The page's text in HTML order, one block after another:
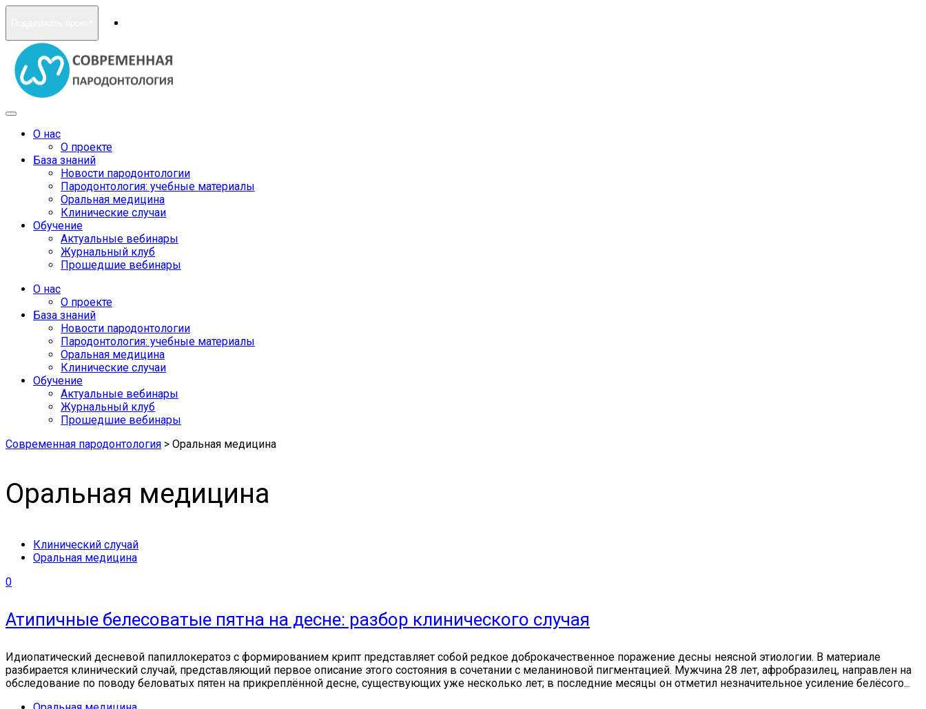
О нас
О проекте
База знаний
Новости пародонтологии
Пародонтология: учебные материалы
Оральная медицина
Клинические случаи
Обучение
Актуальные вебинары
Журнальный клуб
Прошедшие вебинары
О нас
О проекте
База знаний
Новости пародонтологии
Пародонтология: учебные материалы
Оральная медицина
Клинические случаи
Обучение
Актуальные вебинары
Журнальный клуб
Прошедшие вебинары
Современная пародонтология > Оральная медицина
Оральная медицина
Клинический случай
Оральная медицина
0
Атипичные белесоватые пятна на десне: разбор клинического случая
Идиопатический десневой папиллокератоз с формированием крипт представляет собой редкое доброкачественное поражение десны неясной этиологии. В материале
разбирается клинический случай, представляющий первое описание этого состояния в сочетании с меланиновой пигментацией. Мужчина 28 лет, афробразилец, направлен на
обследование по поводу беловатых пятен на прикреплённой десне, существующих уже несколько лет; в последние месяцы он отметил незначительное усиление белёсого...